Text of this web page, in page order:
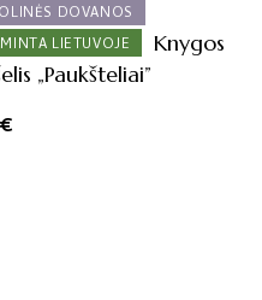
DOVANOS
LIETUVOJE
Knygos
„Paukšteliai”
€